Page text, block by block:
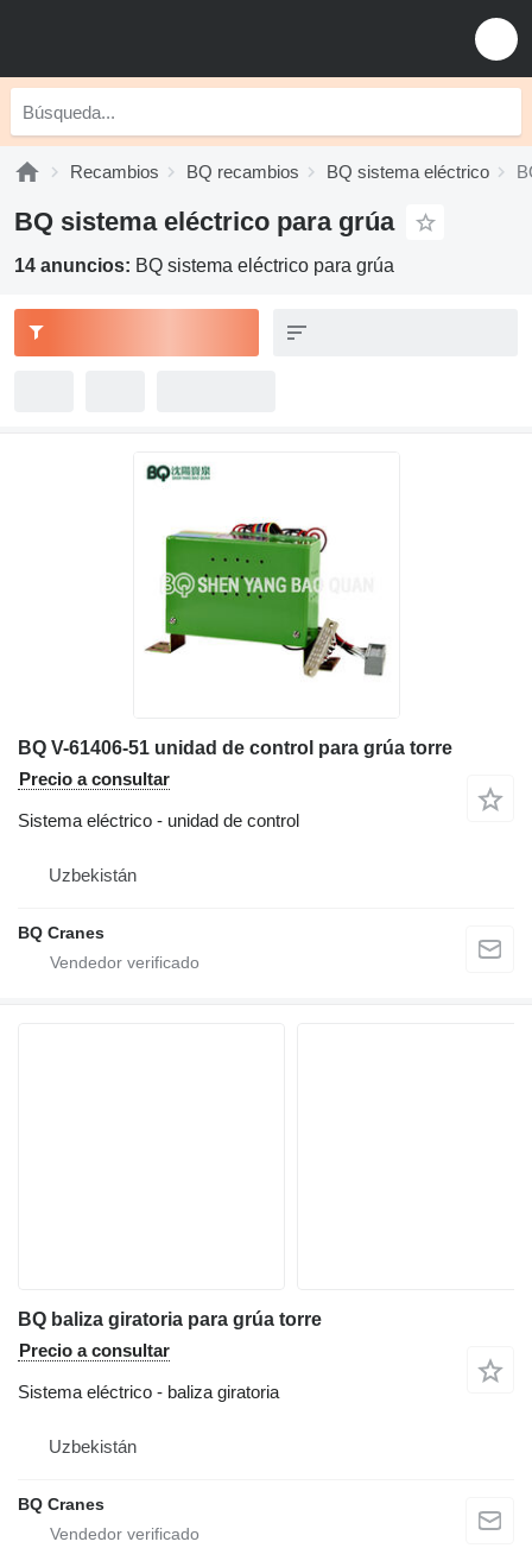
Recambios BQ recambios BQ sistema eléctrico
BQ sistema eléctrico para grúa
14 anuncios: BQ sistema eléctrico para grúa
BQ V-61406-51 unidad de control para grúa torre
Precio a consultar
Sistema eléctrico - unidad de control
Uzbekistán
BQ Cranes
BQ baliza giratoria para grúa torre
Precio a consultar
Sistema eléctrico - baliza giratoria
Uzbekistán
BQ Cranes